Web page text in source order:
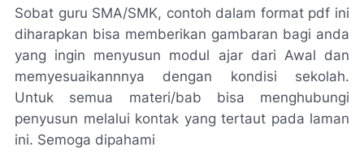
Sobat guru SMA/SMK, contoh dalam format pdf ini
diharapkan bisa memberikan gambaran bagi anda
yang ingin menyusun modul ajar dari Awal dan
memyesuaikannnya dengan kondisi sekolah.
Untuk semua materi/bab bisa menghubungi
penyusun melalui kontak yang tertaut pada laman
ini. Semoga dipahami